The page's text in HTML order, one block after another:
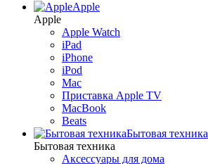
Apple
Apple
Apple Watch
iPad
iPhone
iPod
Mac
Приставка Apple TV
MacBook
Beats
Бытовая техника
Бытовая техника
Аксессуары для дома